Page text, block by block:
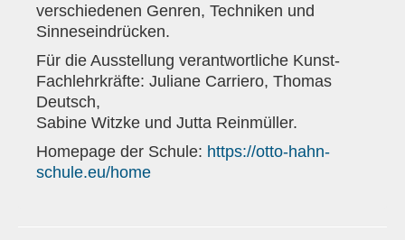
verschiedenen Genren, Techniken und
Sinneseindrücken.
Für die Ausstellung verantwortliche Kunst-
Fachlehrkräfte: Juliane Carriero, Thomas
Deutsch,
Sabine Witzke und Jutta Reinmüller.
Homepage der Schule: https://otto-hahn-
schule.eu/home